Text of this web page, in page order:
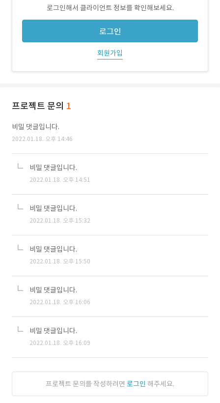
로그인해서 클라이언트 정보를 확인해보세요.
로그인
회원가입
프로젝트 문의 1
비밀 댓글입니다.
2022.01.18. 오후 14:46
비밀 댓글입니다.
2022.01.18. 오후 14:51
비밀 댓글입니다.
2022.01.18. 오후 15:32
비밀 댓글입니다.
2022.01.18. 오후 15:50
비밀 댓글입니다.
2022.01.18. 오후 16:06
비밀 댓글입니다.
2022.01.18. 오후 16:09
프로젝트 문의를 작성하려면 로그인 해주세요.